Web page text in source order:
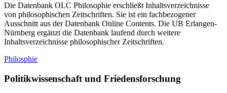
Die Datenbank OLC Philosophie erschließt Inhaltsverzeichnisse
von philosophischen Zeitschriften. Sie ist ein fachbezogener
Ausschnitt aus der Datenbank Online Contents. Die UB Erlangen-
Nürnberg ergänzt die Datenbank laufend durch weitere
Inhaltsverzeichnisse philosophischer Zeitschriften.
Philosphie
Politikwissenschaft und Friedensforschung